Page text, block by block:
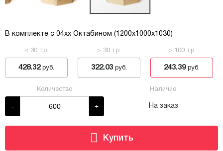
В комплекте с 04хх Октабином (1200х1000х1030)
< 30 т.р.
428.32руб.
> 30 т.р.
322.03 руб.
> 100 т.р.
243.39руб.
Наличие:
На заказ
Количество
- +